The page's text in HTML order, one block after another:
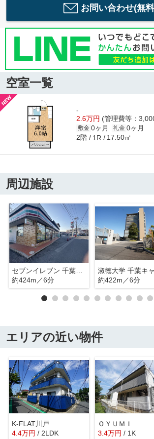
お問い合わせ(無
空室一覧
-
2.6万円 (管理費等：
敷金 0ヶ月 礼金 0ヶ月
2階 1R 17.50㎡
周辺施設
セブンイレブン 千葉大巌寺店
約424m／6分
約422m／6分
エリアの近い物件
K-FLAT川戸
4.4万円 / 2LDK
ＯＹＵＭＩ
3.4万円 / 1K